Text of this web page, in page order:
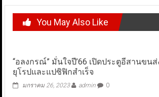
You May Also Like
“อลงกรณ์” มั่นใจปี’66 เปิดประตูอีสานขน
ยุโรปและแปซิฟิกสำเร็จ
มกราคม 26, 2023 admin 0